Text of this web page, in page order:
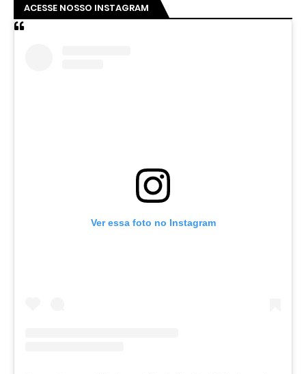
ACESSE NOSSO INSTAGRAM
Ver essa foto no Instagram